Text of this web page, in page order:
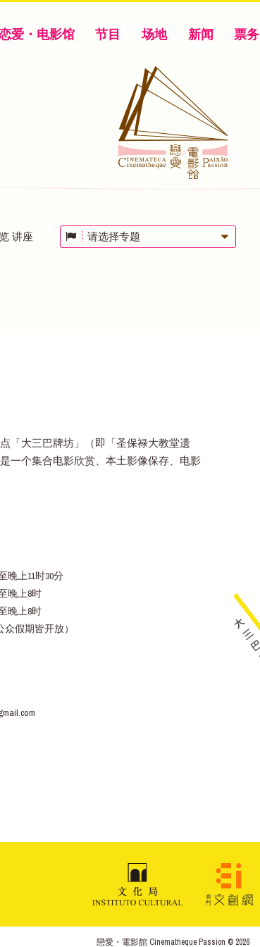
爱・电影馆 节目 场地 新闻 票务
讲座 请选择专题
「大三巴牌坊」（即「圣保禄大教堂遗
一个集合电影欣赏、本土影像保存、电影
晚上11时30分
晚上8时
晚上8时
众假期皆开放）
戀愛・電影館 Cinematheque Passion © 2026